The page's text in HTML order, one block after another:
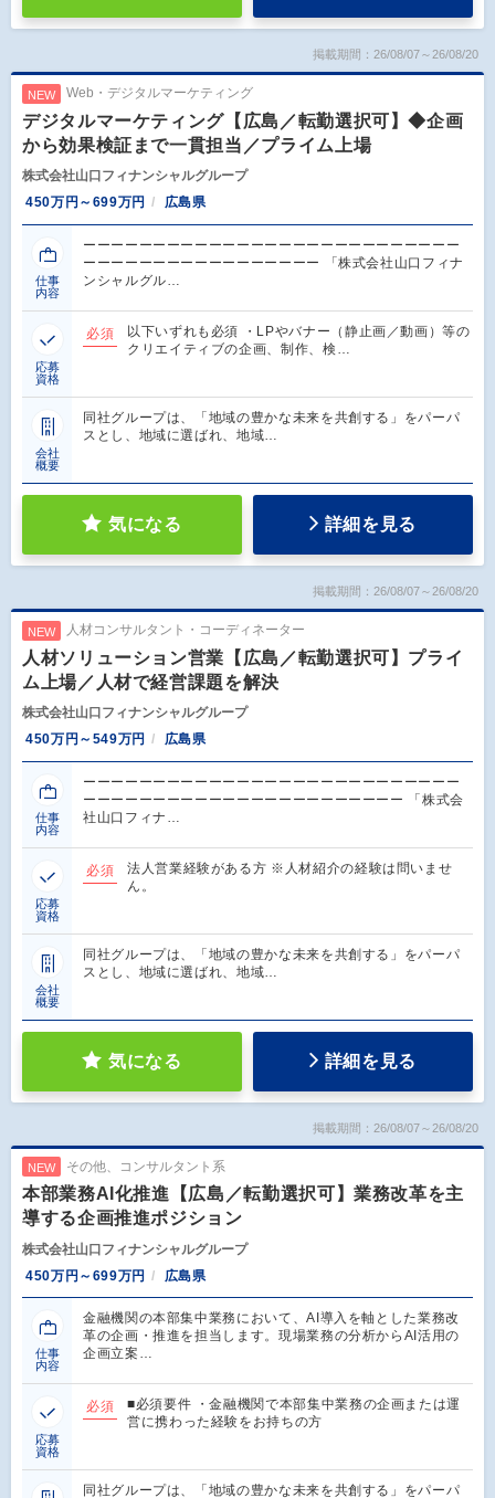
掲載期間：26/08/07～26/08/20
NEW Web・デジタルマーケティング
デジタルマーケティング【広島／転勤選択可】◆企画
から効果検証まで一貫担当／プライム上場
株式会社山口フィナンシャルグループ
450万円～699万円
広島県
仕事
内容
ーーーーーーーーーーーーーーーーーーーーーーーーーーー
ーーーーーーーーーーーーーーーーー 「株式会社山口フィナ
ンシャルグル…
応募
資格
必須
以下いずれも必須 ・LPやバナー（静止画／動画）等の
クリエイティブの企画、制作、検…
会社
概要
同社グループは、「地域の豊かな未来を共創する」をパーパ
スとし、地域に選ばれ、地域…
気になる 詳細を見る
掲載期間：26/08/07～26/08/20
NEW 人材コンサルタント・コーディネーター
人材ソリューション営業【広島／転勤選択可】プライ
ム上場／人材で経営課題を解決
株式会社山口フィナンシャルグループ
450万円～549万円
広島県
仕事
内容
ーーーーーーーーーーーーーーーーーーーーーーーーーーー
ーーーーーーーーーーーーーーーーーーーーーーー 「株式会
社山口フィナ…
応募
資格
必須
法人営業経験がある方 ※人材紹介の経験は問いませ
ん。
会社
概要
同社グループは、「地域の豊かな未来を共創する」をパーパ
スとし、地域に選ばれ、地域…
気になる 詳細を見る
掲載期間：26/08/07～26/08/20
NEW その他、コンサルタント系
本部業務AI化推進【広島／転勤選択可】業務改革を主
導する企画推進ポジション
株式会社山口フィナンシャルグループ
450万円～699万円
広島県
仕事
内容
金融機関の本部集中業務において、AI導入を軸とした業務改
革の企画・推進を担当します。現場業務の分析からAI活用の
企画立案…
応募
資格
必須
■必須要件 ・金融機関で本部集中業務の企画または運
営に携わった経験をお持ちの方
同社グループは、「地域の豊かな未来を共創する」をパーパ